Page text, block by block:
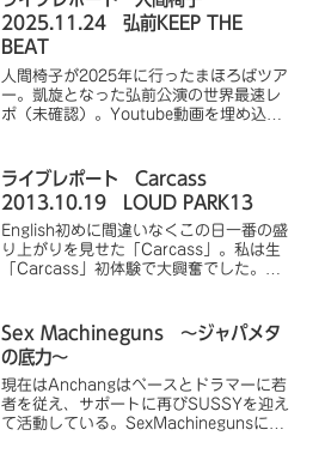
2025.11.24 弘前KEEP THE
BEAT
人間椅子が2025年に行ったまほろばツア
ー。凱旋となった弘前公演の世界最速レ
ポ（未確認）。Youtube動画を埋め込ん
ライブレポート Carcass
2013.10.19 LOUD PARK13
English初めに間違いなくこの日一番の盛
り上がりを見せた「Carcass」。私は生
「Carcass」初体験で大興奮でした。新
Steerは相変わらずのイケメンだ...
Sex Machineguns ～ジャパメタ
の底力～
現在はAnchangはベースとドラマーに若
者を従え、サポートに再びSUSSYを迎え
て活動している。SexMachinegunsにバ